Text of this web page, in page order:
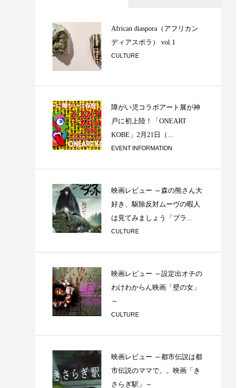
張り神事ご奉納』③
日々の碑 ①
African diaspora（アフリカン
ディアスポラ） vol.1
CULTURE
障がい児コラボアート展が神
戸に初上陸！「ONEART
KOBE」2月21日（...
EVENT INFORMATION
映画レビュー ～森の熊さん大
好き、駆除反対ムーヴの暇人
は見てみましょう「ブラ...
CULTURE
映画レビュー ～設定出オチの
わけわからん映画「壁の女」
～
CULTURE
映画レビュー ～都市伝説は都
市伝説のママで。。映画「き
さらぎ駅」～